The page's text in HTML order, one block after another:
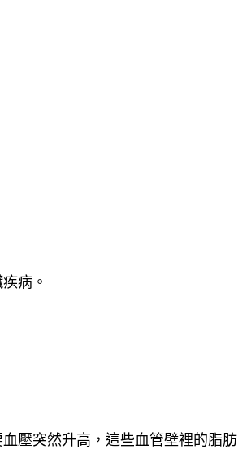
病。
壓突然升高，這些血管壁裡的脂肪